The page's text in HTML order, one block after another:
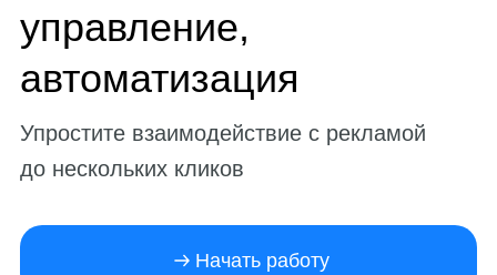
управление,
автоматизация
Упростите взаимодействие с рекламой
до нескольких кликов
Начать работу